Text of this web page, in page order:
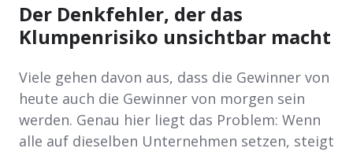
Der Denkfehler, der das
Klumpenrisiko unsichtbar macht
Viele gehen davon aus, dass die Gewinner von
heute auch die Gewinner von morgen sein
werden. Genau hier liegt das Problem: Wenn
alle auf dieselben Unternehmen setzen, steigt